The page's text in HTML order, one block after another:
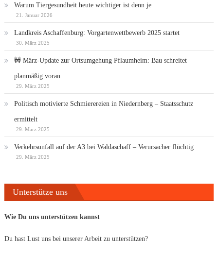
Warum Tiergesundheit heute wichtiger ist denn je
21. Januar 2026
Landkreis Aschaffenburg: Vorgartenwettbewerb 2025 startet
30. März 2025
🚧 März-Update zur Ortsumgehung Pflaumheim: Bau schreitet
planmäßig voran
29. März 2025
Politisch motivierte Schmierereien in Niedernberg – Staatsschutz
ermittelt
29. März 2025
Verkehrsunfall auf der A3 bei Waldaschaff – Verursacher flüchtig
29. März 2025
Unterstütze uns
Wie Du uns unterstützen kannst
Du hast Lust uns bei unserer Arbeit zu unterstützen?